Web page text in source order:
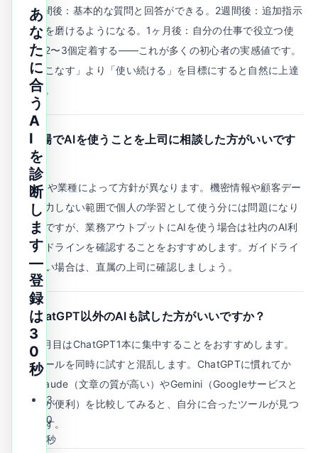
1週間後：基本的な質問と回答ができる。2週間後：追加指示
で答えを磨けるようになる。1ヶ月後：自分の仕事で役立つ使
い方が2〜3個定着する——これが多くの初心者の実感値です。
「使いこなす」より「使い続ける」を目標にすると自然に上達
します。
職場でAIを使うことを上司に相談した方がいいです
か？
会社や業種によって方針が異なります。機密情報や顧客デー
タを入力しない範囲で個人の学習として使う分には問題になり
にくいですが、業務アウトプットにAIを使う場合は社内のAI利
用ガイドラインを確認することをおすすめします。ガイドライ
ンがない場合は、直属の上司に確認しましょう。
ChatGPT以外のAIも試した方がいいですか？
1ヶ月目はChatGPT1本に集中することをおすすめします。
複数ツールを同時に試すと混乱します。ChatGPTに慣れてか
ら、Claude（文章の質が高い）やGemini（Googleサービスと
の連携が便利）を比較してみると、自分に合ったツールが見つ
かります。
あ
な
た
に
合
う
A
I
を
診
断
し
ま
す
—
登
録
は
3
0
秒
3
0
秒